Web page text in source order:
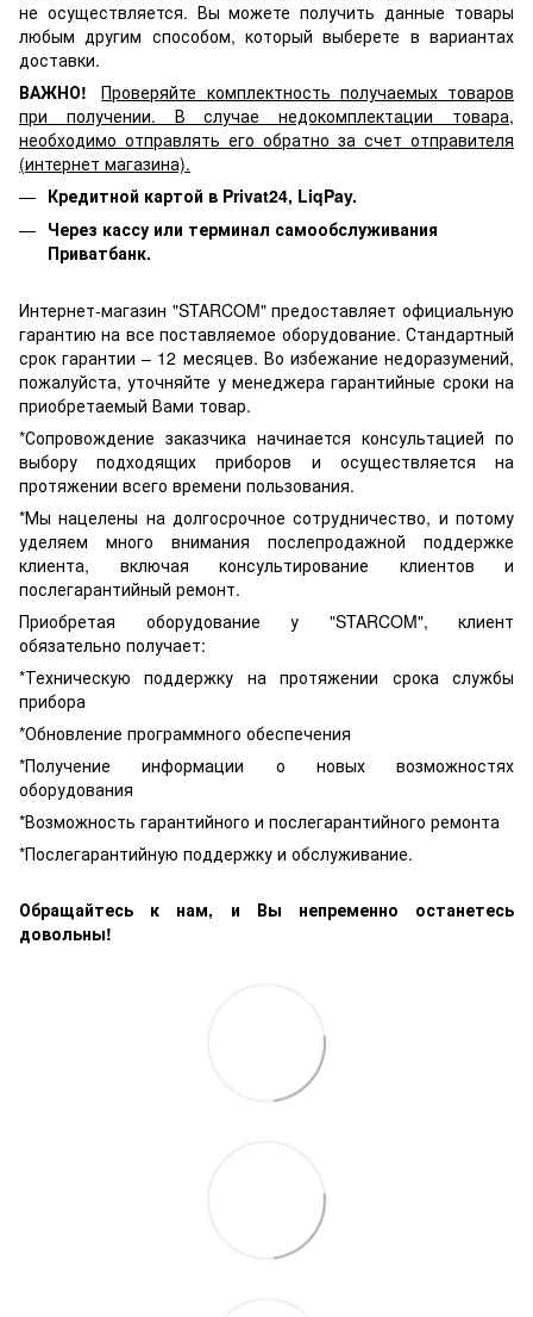
не осуществляется. Вы можете получить данные товары
любым другим способом, который выберете в вариантах
доставки.
ВАЖНО!
Проверяйте комплектность получаемых товаров
при получении. В случае недокомплектации товара,
необходимо отправлять его обратно за счет отправителя
(интернет магазина).
Кредитной картой в Privat24, LiqPay.
Через кассу или терминал самообслуживания
Приватбанк.
Интернет-магазин "STARCOM" предоставляет официальную
гарантию на все поставляемое оборудование. Стандартный
срок гарантии – 12 месяцев. Во избежание недоразумений,
пожалуйста, уточняйте у менеджера гарантийные сроки на
приобретаемый Вами товар.
*Сопровождение заказчика начинается консультацией по
выбору подходящих приборов и осуществляется на
протяжении всего времени пользования.
*Мы нацелены на долгосрочное сотрудничество, и потому
уделяем много внимания послепродажной поддержке
клиента, включая консультирование клиентов и
послегарантийный ремонт.
Приобретая оборудование у "STARCOM", клиент
обязательно получает:
*Техническую поддержку на протяжении срока службы
прибора
*Обновление программного обеспечения
*Получение информации о новых возможностях
оборудования
*Возможность гарантийного и послегарантийного ремонта
*Послегарантийную поддержку и обслуживание.
Обращайтесь к нам, и Вы непременно останетесь
довольны!